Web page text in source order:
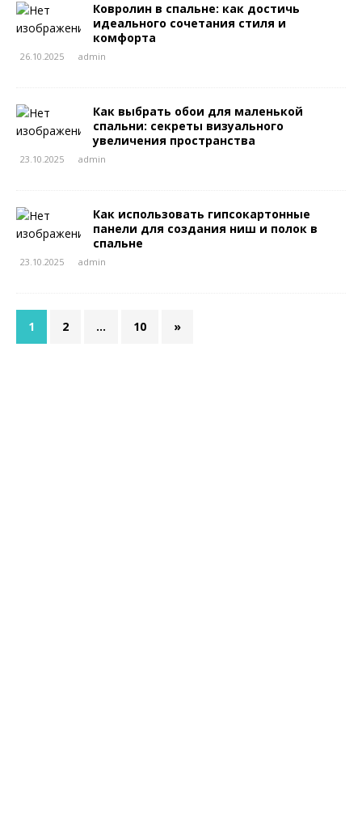
Ковролин в спальне: как достичь
идеального сочетания стиля и
комфорта
26.10.2025 admin
Как выбрать обои для маленькой
спальни: секреты визуального
увеличения пространства
23.10.2025 admin
Как использовать гипсокартонные
панели для создания ниш и полок в
спальне
23.10.2025 admin
1 2 … 10 »